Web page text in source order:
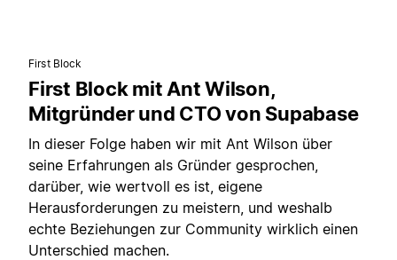
First Block
First Block mit Ant Wilson,
Mitgründer und CTO von Supabase
In dieser Folge haben wir mit Ant Wilson über
seine Erfahrungen als Gründer gesprochen,
darüber, wie wertvoll es ist, eigene
Herausforderungen zu meistern, und weshalb
echte Beziehungen zur Community wirklich einen
Unterschied machen.